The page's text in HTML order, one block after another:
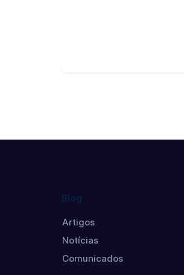
Blog
Artigos
Notícias
Comunicados